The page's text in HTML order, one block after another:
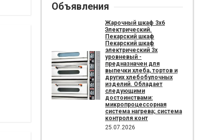
Объявления
Жарочный шкаф 3х6
Электрический.
Пекарский шкаф
Пекарский шкаф
электрический 3х
уровневый -
предназначен для
выпечки хлеба, тортов и
других хлебобулочных
изделий. Обладает
следующими
достоинствами:
микропроцессорная
система нагрева; система
контроля конт
25.07.2026